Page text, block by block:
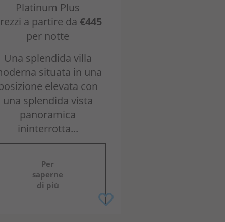
Platinum Plus
a partire da €445
per notte
Una splendida villa
situata in una
elevata con
una splendida vista
panoramica
ininterrotta...
Per
saperne
di più